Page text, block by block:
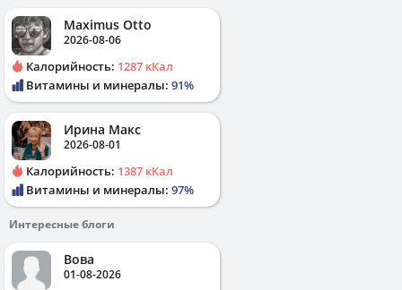
Maximus Otto
2026-08-06
Калорийность: 1287 кКал
Витамины и минералы: 91%
Ирина Макс
2026-08-01
Калорийность: 1387 кКал
Витамины и минералы: 97%
Интересные блоги
Вова
01-08-2026